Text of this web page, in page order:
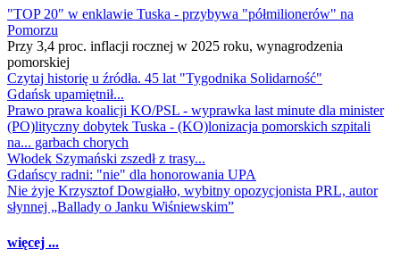
"TOP 20" w enklawie Tuska - przybywa "półmilionerów" na
Pomorzu
Przy 3,4 proc. inflacji rocznej w 2025 roku, wynagrodzenia
pomorskiej
Czytaj historię u źródła. 45 lat "Tygodnika Solidarność"
Gdańsk upamiętnił...
Prawo prawa koalicji KO/PSL - wyprawka last minute dla minister
(PO)lityczny dobytek Tuska - (KO)lonizacja pomorskich szpitali
na... garbach chorych
Włodek Szymański zszedł z trasy...
Gdańscy radni: "nie" dla honorowania UPA
Nie żyje Krzysztof Dowgiałło, wybitny opozycjonista PRL, autor
słynnej „Ballady o Janku Wiśniewskim”
więcej ...